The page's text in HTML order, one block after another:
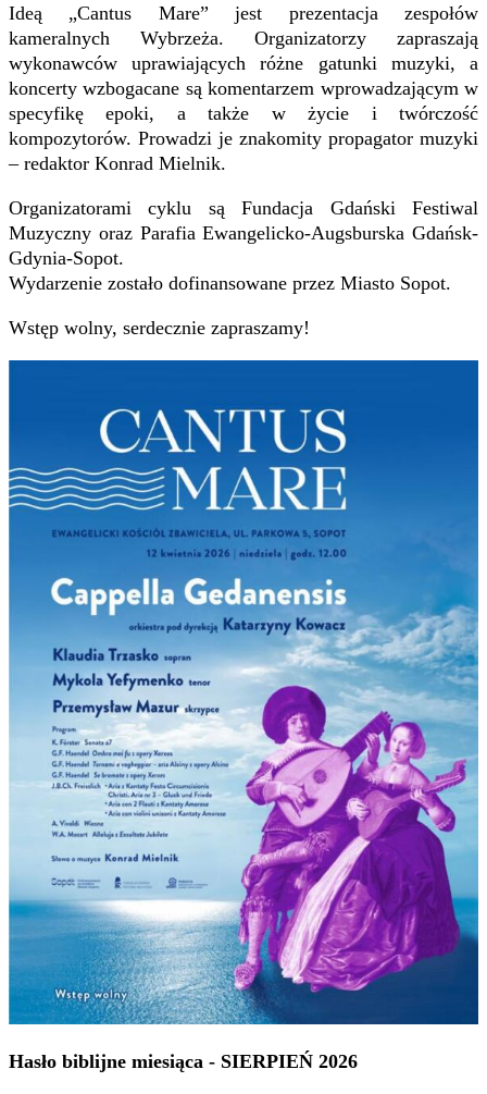
Ideą „Cantus Mare” jest prezentacja zespołów
kameralnych Wybrzeża. Organizatorzy zapraszają
wykonawców uprawiających różne gatunki muzyki, a
koncerty wzbogacane są komentarzem wprowadzającym w
specyfikę epoki, a także w życie i twórczość
kompozytorów. Prowadzi je znakomity propagator muzyki
– redaktor Konrad Mielnik.
Organizatorami cyklu są Fundacja Gdański Festiwal
Muzyczny oraz Parafia Ewangelicko-Augsburska Gdańsk-
Gdynia-Sopot.
Wydarzenie zostało dofinansowane przez Miasto Sopot.
Wstęp wolny, serdecznie zapraszamy!
Hasło biblijne miesiąca - SIERPIEŃ 2026